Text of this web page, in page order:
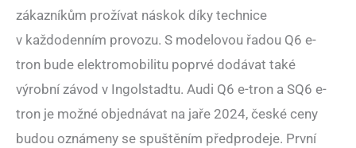
zákazníkům prožívat náskok díky technice
v každodenním provozu. S modelovou řadou Q6 e-
tron bude elektromobilitu poprvé dodávat také
výrobní závod v Ingolstadtu. Audi Q6 e-tron a SQ6 e-
tron je možné objednávat na jaře 2024, české ceny
budou oznámeny se spuštěním předprodeje. První